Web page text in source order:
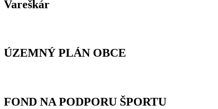
Vareškár
ÚZEMNÝ PLÁN OBCE
FOND NA PODPORU ŠPORTU